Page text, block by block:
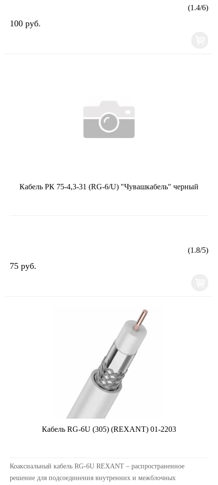
подключения спутниковых и кабельных телевизионных систем,
(1.4/6)
100 руб.
Кабель РК 75-4,3-31 (RG-6/U) "Чувашкабель" черный
(1.8/5)
75 руб.
Кабель RG-6U (305) (REXANT) 01-2203
Коаксиальный кабель RG-6U REXANT – распространенное
решение для подсоединения внутренних и межблочных